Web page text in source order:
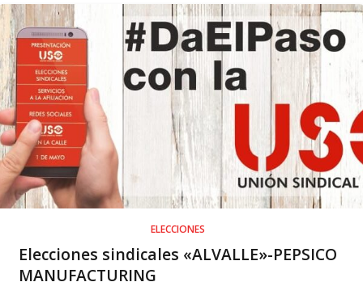
ELECCIONES
Elecciones sindicales «ALVALLE»-PEPSICO
MANUFACTURING